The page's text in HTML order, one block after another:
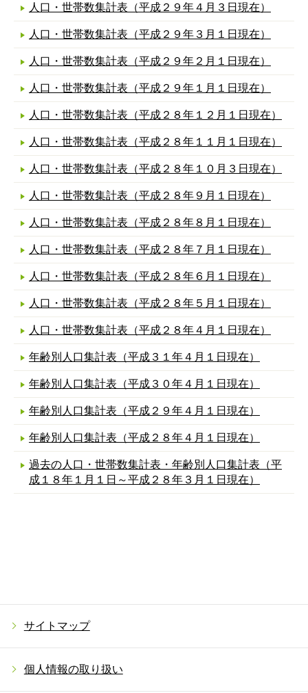
人口・世帯数集計表（平成２９年４月３日現在）
人口・世帯数集計表（平成２９年３月１日現在）
人口・世帯数集計表（平成２９年２月１日現在）
人口・世帯数集計表（平成２９年１月１日現在）
人口・世帯数集計表（平成２８年１２月１日現在）
人口・世帯数集計表（平成２８年１１月１日現在）
人口・世帯数集計表（平成２８年１０月３日現在）
人口・世帯数集計表（平成２８年９月１日現在）
人口・世帯数集計表（平成２８年８月１日現在）
人口・世帯数集計表（平成２８年７月１日現在）
人口・世帯数集計表（平成２８年６月１日現在）
人口・世帯数集計表（平成２８年５月１日現在）
人口・世帯数集計表（平成２８年４月１日現在）
年齢別人口集計表（平成３１年４月１日現在）
年齢別人口集計表（平成３０年４月１日現在）
年齢別人口集計表（平成２９年４月１日現在）
年齢別人口集計表（平成２８年４月１日現在）
過去の人口・世帯数集計表・年齢別人口集計表（平
成１８年１月１日～平成２８年３月１日現在）
サイトマップ
個人情報の取り扱い